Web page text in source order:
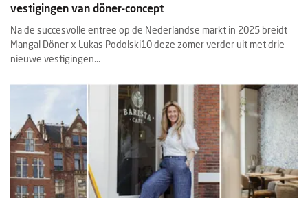
vestigingen van döner-concept
Na de succesvolle entree op de Nederlandse markt in 2025 breidt
Mangal Döner x Lukas Podolski10 deze zomer verder uit met drie
nieuwe vestigingen...